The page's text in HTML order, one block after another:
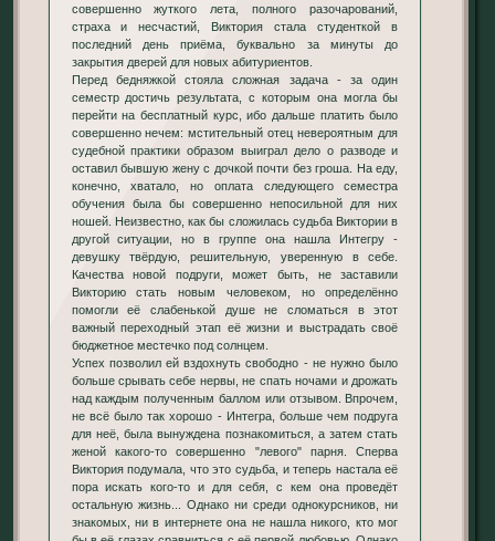
совершенно жуткого лета, полного разочарований,
страха и несчастий, Виктория стала студенткой в
последний день приёма, буквально за минуты до
закрытия дверей для новых абитуриентов.
Перед бедняжкой стояла сложная задача - за один
семестр достичь результата, с которым она могла бы
перейти на бесплатный курс, ибо дальше платить было
совершенно нечем: мстительный отец невероятным для
судебной практики образом выиграл дело о разводе и
оставил бывшую жену с дочкой почти без гроша. На еду,
конечно, хватало, но оплата следующего семестра
обучения была бы совершенно непосильной для них
ношей. Неизвестно, как бы сложилась судьба Виктории в
другой ситуации, но в группе она нашла Интегру -
девушку твёрдую, решительную, уверенную в себе.
Качества новой подруги, может быть, не заставили
Викторию стать новым человеком, но определённо
помогли её слабенькой душе не сломаться в этот
важный переходный этап её жизни и выстрадать своё
бюджетное местечко под солнцем.
Успех позволил ей вздохнуть свободно - не нужно было
больше срывать себе нервы, не спать ночами и дрожать
над каждым полученным баллом или отзывом. Впрочем,
не всё было так хорошо - Интегра, больше чем подруга
для неё, была вынуждена познакомиться, а затем стать
женой какого-то совершенно "левого" парня. Сперва
Виктория подумала, что это судьба, и теперь настала её
пора искать кого-то и для себя, с кем она проведёт
остальную жизнь... Однако ни среди однокурсников, ни
знакомых, ни в интернете она не нашла никого, кто мог